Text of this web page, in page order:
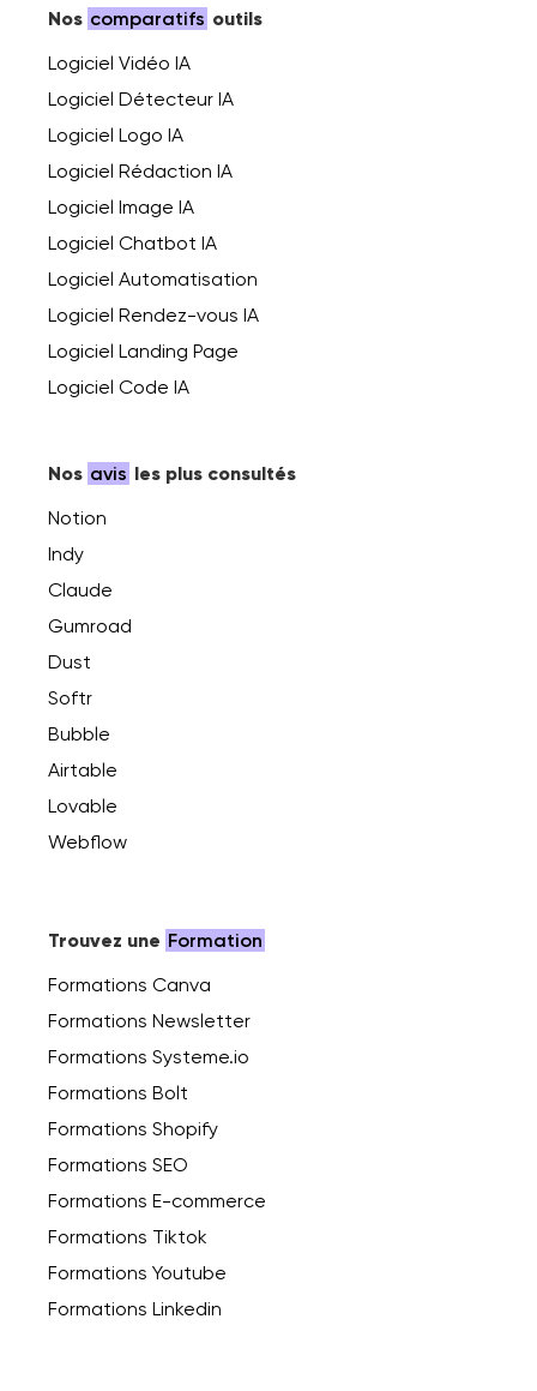
Nos comparatifs outils
Logiciel Vidéo IA
Logiciel Détecteur IA
Logiciel Logo IA
Logiciel Rédaction IA
Logiciel Image IA
Logiciel Chatbot IA
Logiciel Automatisation
Logiciel Rendez-vous IA
Logiciel Landing Page
Logiciel Code IA
Nos avis les plus consultés
Notion
Indy
Claude
Gumroad
Dust
Softr
Bubble
Airtable
Lovable
Webflow
Trouvez une Formation
Formations Canva
Formations Newsletter
Formations Systeme.io
Formations Bolt
Formations Shopify
Formations SEO
Formations E-commerce
Formations Tiktok
Formations Youtube
Formations Linkedin